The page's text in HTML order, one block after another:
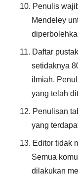
10. Penulis
Mendeley
11. Daftar
setidaknya
ilmiah.
yang telah
12. Penulisan
yang
13. Editor tidak
Semua
dilakukan